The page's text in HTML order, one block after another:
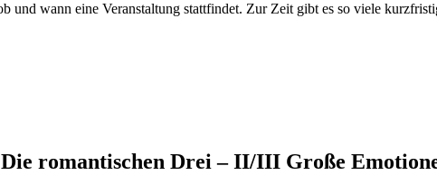
wann eine Veranstaltung stattfindet. Zur Zeit gibt es so viele
romantischen Drei – II/III Große